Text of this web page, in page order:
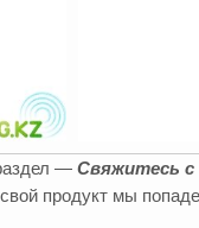
— Свяжитесь с
свой продукт мы